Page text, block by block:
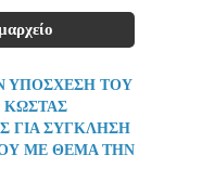
ΥΠΟΣΧΕΣΗ ΤΟΥ
ΓΙΑ ΣΥΓΚΛΗΣΗ
ΜΕ ΘΕΜΑ ΤΗΝ